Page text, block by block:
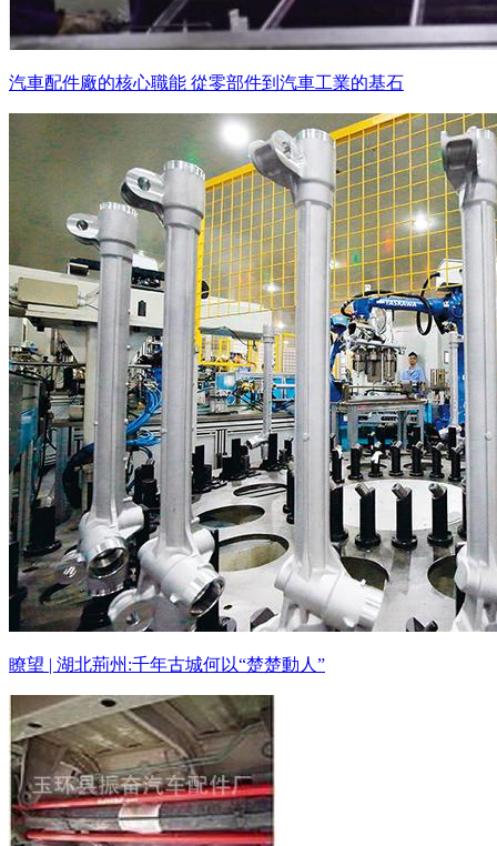
汽車配件廠的核心職能 從零部件到汽車工業的基石
瞭望 | 湖北荊州:千年古城何以“楚楚動人”